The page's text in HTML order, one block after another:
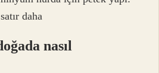
daha
nasıl